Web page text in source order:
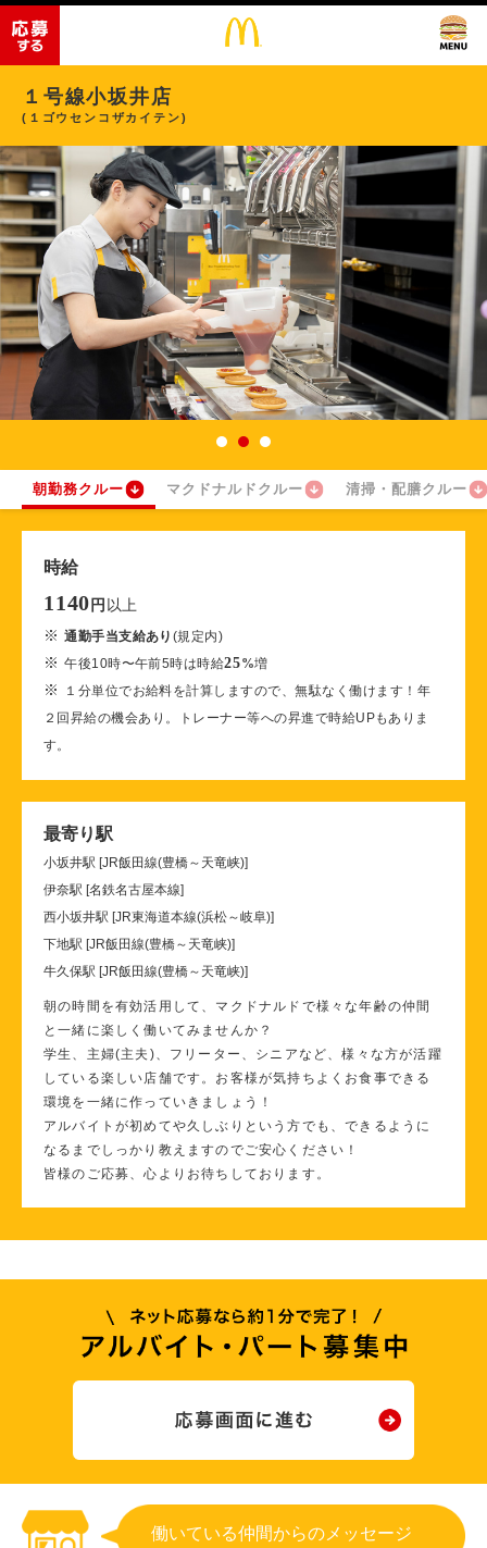
１号線小坂井店
(１ゴウセンコザカイテン)
朝勤務クルー マクドナルドクルー 清掃・配膳クルー
時給
1140 円 以上
※通勤手当支給あり (規定内)
※午後10時〜午前5時は時給25%増
※
１分単位でお給料を計算しますので、無駄なく働けます！年
２回昇給の機会あり。トレーナー等への昇進で時給UPもありま
す。
最寄り駅
小坂井駅 [JR飯田線(豊橋～天竜峡)]
伊奈駅 [名鉄名古屋本線]
西小坂井駅 [JR東海道本線(浜松～岐阜)]
下地駅 [JR飯田線(豊橋～天竜峡)]
牛久保駅 [JR飯田線(豊橋～天竜峡)]
朝の時間を有効活用して、マクドナルドで様々な年齢の仲間
と一緒に楽しく働いてみませんか？
学生、主婦(主夫)、フリーター、シニアなど、様々な方が活躍
している楽しい店舗です。お客様が気持ちよくお食事できる
環境を一緒に作っていきましょう！
アルバイトが初めてや久しぶりという方でも、できるように
なるまでしっかり教えますのでご安心ください！
皆様のご応募、心よりお待ちしております。
働いている仲間からのメッセージ